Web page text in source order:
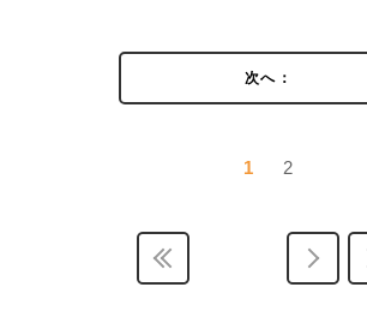
次へ：
1 2